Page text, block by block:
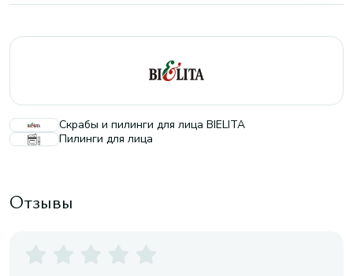
Скрабы и пилинги для лица BIELITA
Пилинги для лица
Отзывы